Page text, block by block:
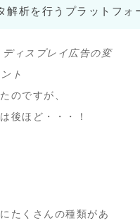
解析を行うプラットフォ
ィスプレイ広告の変
ト
のですが、
後ほど・・・！
たくさんの種類があ